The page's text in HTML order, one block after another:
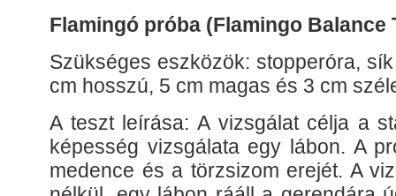
Flamingó próba (Flamingo Balance
Szükséges eszközök: stopperóra,
cm hosszú, 5 cm magas és 3 cm
A teszt leírása: A vizsgálat célja a
képesség vizsgálata egy lábon. A
medence és a törzsizom erejét. A